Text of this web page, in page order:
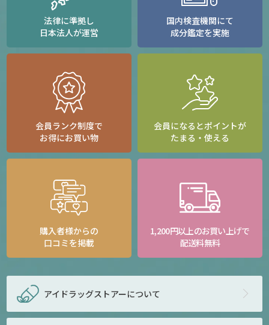
法律に準拠し
日本法人が運営
国内検査機関にて
成分鑑定を実施
会員ランク制度で
お得にお買い物
会員になるとポイントが
たまる・使える
購入者様からの
口コミを掲載
1,200円以上のお買い上げで
配送料無料
アイドラッグストアーについて